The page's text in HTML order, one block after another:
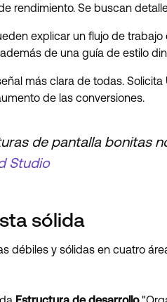
rendimiento. Se buscan
explicar un flujo de trabajo
de una guía de estilo
más clara de todas.
de las conversiones.
de pantalla bonitas
Studio
sólida
débiles y sólidas en cuatro